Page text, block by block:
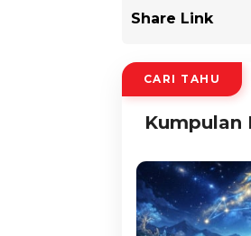
Share Link
CARI TAHU
Kumpulan